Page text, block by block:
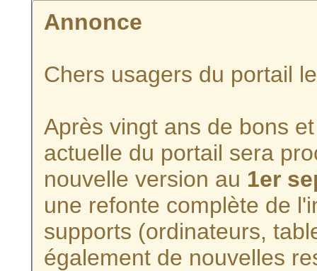
Annonce
Chers usagers du portail
Après vingt ans de bons
actuelle du portail sera
nouvelle version au 1er
une refonte complète de
supports (ordinateurs,
également de nouvelles